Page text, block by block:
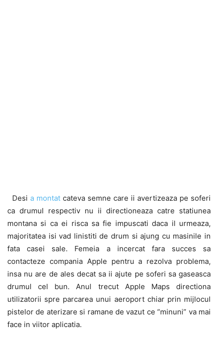
Desi a montat cateva semne care ii avertizeaza pe soferi
ca drumul respectiv nu ii directioneaza catre statiunea
montana si ca ei risca sa fie impuscati daca il urmeaza,
majoritatea isi vad linistiti de drum si ajung cu masinile in
fata casei sale. Femeia a incercat fara succes sa
contacteze compania Apple pentru a rezolva problema,
insa nu are de ales decat sa ii ajute pe soferi sa gaseasca
drumul cel bun. Anul trecut Apple Maps directiona
utilizatorii spre parcarea unui aeroport chiar prin mijlocul
pistelor de aterizare si ramane de vazut ce “minuni” va mai
face in viitor aplicatia.